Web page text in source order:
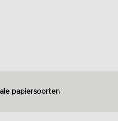
papiersoorten